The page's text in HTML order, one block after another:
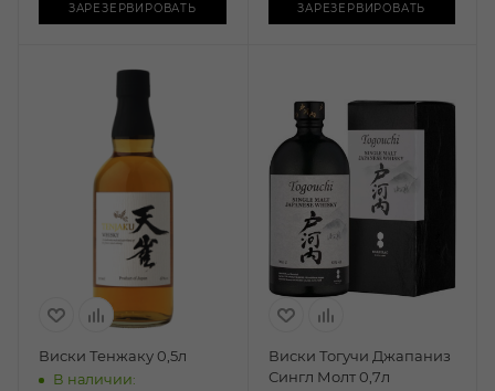
ЗАРЕЗЕРВИРОВАТЬ ЗАРЕЗЕРВИРОВАТЬ
Виски Тенжаку 0,5л
В наличии:
Виски Тогучи Джапаниз
Сингл Молт 0,7л